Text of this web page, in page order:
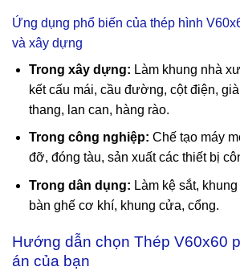
Ứng dụng phổ biến của thép hình
và xây dựng
Trong xây dựng: Làm khung nhà
kết cấu mái, cầu đường, cột điện,
thang, lan can, hàng rào.
Trong công nghiệp: Chế tạo máy
đỡ, đóng tàu, sản xuất các thiết bị
Trong dân dụng: Làm kệ sắt,
bàn ghế cơ khí, khung cửa, cổng.
Hướng dẫn chọn Thép V60x60
án của bạn